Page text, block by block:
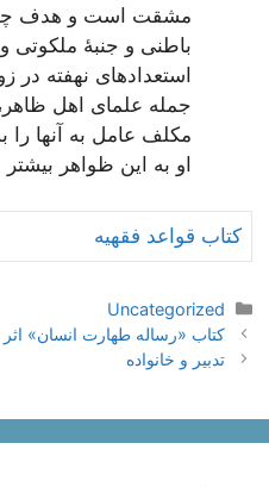
مشقت است و هدف چنین
باطنی و جنبۀ
استعدادهای نهفته در
جمله علمای اهل
مکلف عامل به آنها را
او به این ظواهر
کتاب قواعد فقهیه
دسته‌ها
Uncategorized
ناوبری
نوشته‌ها
کتاب «رساله طهارت انسان»
تدبیر و خانواده